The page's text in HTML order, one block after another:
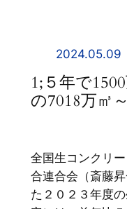
2024.05.09
1;５年で
の7018万㎥
全国生コンクリ
合連合会（斎藤
た２０２３年度